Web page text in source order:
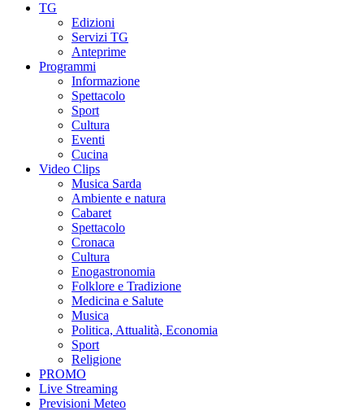
TG
Edizioni
Servizi TG
Anteprime
Programmi
Informazione
Spettacolo
Sport
Cultura
Eventi
Cucina
Video Clips
Musica Sarda
Ambiente e natura
Cabaret
Spettacolo
Cronaca
Cultura
Enogastronomia
Folklore e Tradizione
Medicina e Salute
Musica
Politica, Attualità, Economia
Sport
Religione
PROMO
Live Streaming
Previsioni Meteo